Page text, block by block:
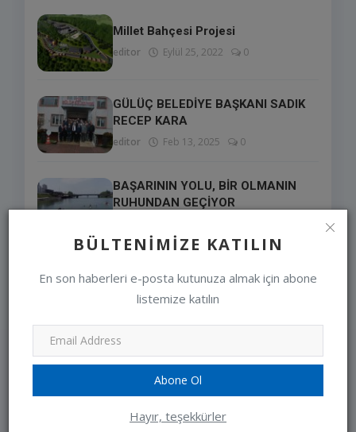
BÜLTENIMIZE KATILIN
En son haberleri e-posta kutunuza almak için abone
listemize katılın
Abone Ol
Hayır, teşekkürler
Millet Bahçesi Projesi
editor Eylül 25, 2022 0
GÜLÜÇ BELEDİYE BAŞKANI SADIK
RECEP KARA
editor Feb 13, 2025 0
BAŞARININ YOLU, BİR OLMANIN
RUHUNDAN GEÇİYOR
ÇALIŞTIRMADAN ÖNCE KAPUTA
VURUN VE KON...
editor Jan 10, 2024 0